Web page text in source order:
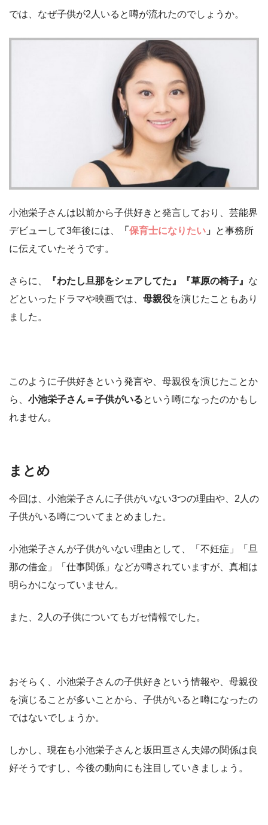
では、なぜ子供が2人いると噂が流れたのでしょうか。
小池栄子さんは以前から子供好きと発言しており、芸能界
デビューして3年後には、
「 保育士になりたい 」 と事務所
に伝えていたそうです。
さらに、 『わたし旦那をシェアしてた』『草原の椅子』 な
どといったドラマや映画では、 母親役を演じたこともあり
ました。
このように子供好きという発言や、母親役を演じたことか
ら、 小池栄子さん＝子供がいるという噂になったのかもし
れません。
まとめ
今回は、小池栄子さんに子供がいない3つの理由や、2人の
子供がいる噂についてまとめました。
小池栄子さんが子供がいない理由として、「不妊症」「旦
那の借金」「仕事関係」などが噂されていますが、真相は
明らかになっていません。
また、2人の子供についてもガセ情報でした。
おそらく、小池栄子さんの子供好きという情報や、母親役
を演じることが多いことから、子供がいると噂になったの
ではないでしょうか。
しかし、現在も小池栄子さんと坂田亘さん夫婦の関係は良
好そうですし、今後の動向にも注目していきましょう。